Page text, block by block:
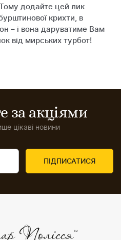
додайте цей лик
крихти, в
– і вона даруватиме Вам
від мирських турбот!
за акціями
цікаві новини